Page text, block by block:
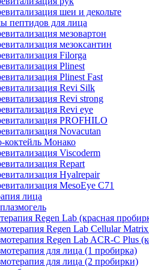
шеи и декольте
пептидов для лица
мезовартон
мезоксантин
Filorga
Plinest
Plinest Fast
Revi Silk
Revi strong
Revi eye
PROFHILO
Novacutan
коктейль Монако
Viscoderm
Repart
Hyalrepair
MesoEye C71
лица
Regen Lab (красная
Regen Lab Cellular
Regen Lab ACR-C Plus
для лица (1 пробирка)
для лица (2 пробирки)